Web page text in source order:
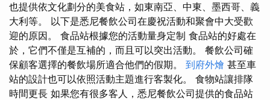
也提供依文化劃分的美食站，如東南亞、中東、墨西哥、義
大利等。 以下是悉尼餐飲公司在慶祝活動和聚會中大受歡
迎的原因。 食品站根據您的活動量身定制 食品站的好處在
於，它們不僅是互補的，而且可以突出活動。 餐飲公司確
保顧客選擇的餐飲場所適合他們的假期。 到府外燴 甚至車
站的設計也可以依照活動主題進行客製化。 食物站讓排隊
時間更長 如果您有很多客人，悉尼餐飲公司提供的食品站